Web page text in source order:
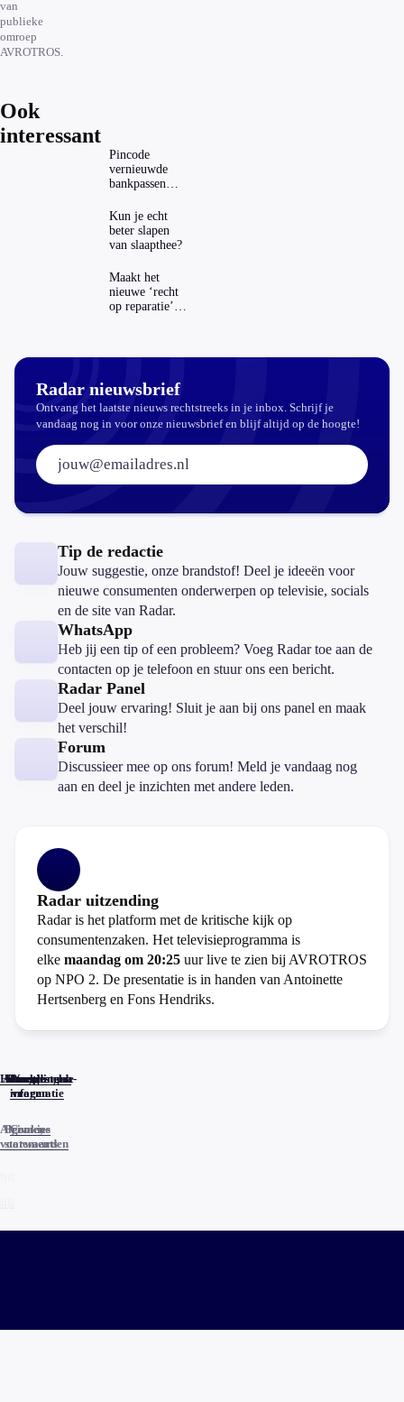
van
publieke
omroep
AVROTROS.
Ook
interessant
Pincode
vernieuwde
bankpassen
ING-app: is dat
wel veilig?
Kun je echt
beter slapen
van slaapthee?
Maakt het
nieuwe ‘recht
op reparatie’
Radar nieuwsbrief
Ontvang het laatste nieuws rechtstreeks in je inbox. Schrijf je
vandaag nog in voor onze nieuwsbrief en blijf altijd op de hoogte!
E-mailadres:
Tip de redactie
Jouw suggestie, onze brandstof! Deel je ideeën voor
nieuwe consumenten onderwerpen op televisie, socials
en de site van Radar.
WhatsApp
Heb jij een tip of een probleem? Voeg Radar toe aan de
contacten op je telefoon en stuur ons een bericht.
Radar Panel
Deel jouw ervaring! Sluit je aan bij ons panel en maak
het verschil!
Forum
Discussieer mee op ons forum! Meld je vandaag nog
aan en deel je inzichten met andere leden.
Radar uitzending
Radar is het platform met de kritische kijk op
consumentenzaken. Het televisieprogramma is
elke maandag om 20:25 uur live te zien bij AVROTROS
op NPO 2. De presentatie is in handen van Antoinette
Hertsenberg en Fons Hendriks.
Home
Actueel
Uitzendingen
Reacties
Programma-
informatie
Veelgestelde
vragen
Algemene
voorwaarden
Privacy
statements
Cookies